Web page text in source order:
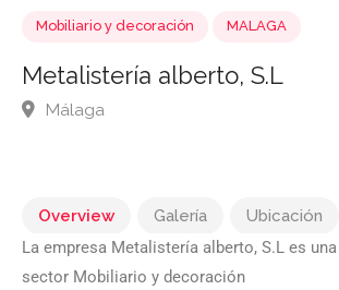
Mobiliario y decoración
Metalistería alberto, S.L
Overview Galería Ubicación
La empresa Metalistería alberto, S.L es una
sector Mobiliario y decoración